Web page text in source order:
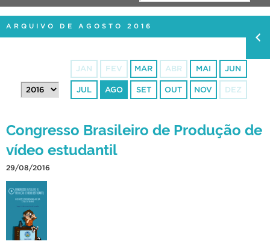
EDITAIS
PORTARIAS
ARQUIVO DE AGOSTO 2016
JAN FEV MAR ABR MAI JUN
JUL AGO SET OUT NOV DEZ
Congresso Brasileiro de Produção de
vídeo estudantil
29/08/2016